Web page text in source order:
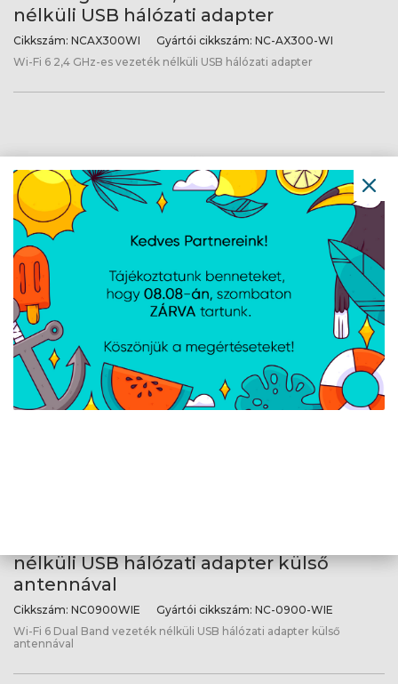
nélküli USB hálózati adapter
Cikkszám: NCAX300WI Gyártói cikkszám: NC-AX300-WI
Wi-Fi 6 2,4 GHz-es vezeték nélküli USB hálózati adapter
Lanberg Wi-Fi 6 Dual Band vezeték
nélküli USB hálózati adapter
Cikkszám: Gyártói cikkszám:NC-0900-WI
Wi-Fi 6 Dual Band vezeték nélküli USB hálózati adapter
nélküli USB hálózati adapter külső
antennával
Cikkszám: NC0900WIE Gyártói cikkszám: NC-0900-WIE
Wi-Fi 6 Dual Band vezeték nélküli USB hálózati adapter külső
antennával